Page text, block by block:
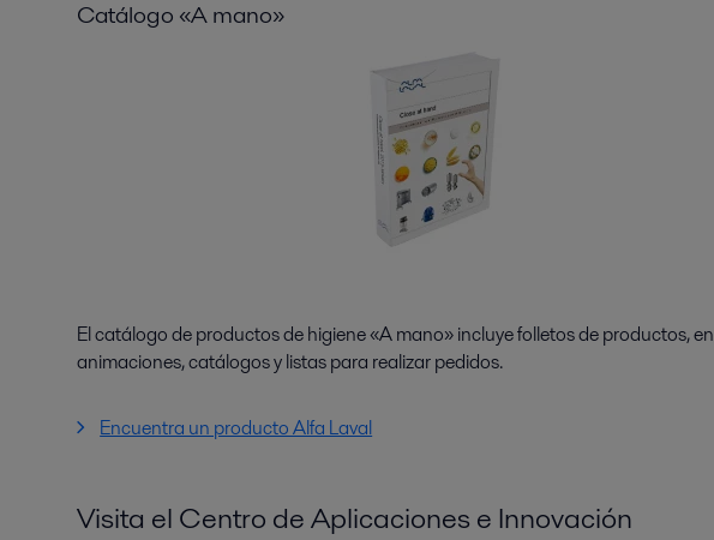
Catálogo «A mano»
El catálogo de productos de higiene «A mano» incluye folletos de productos,
animaciones, catálogos y listas para realizar pedidos.
Encuentra un producto Alfa Laval
Visita el Centro de Aplicaciones e Innovación